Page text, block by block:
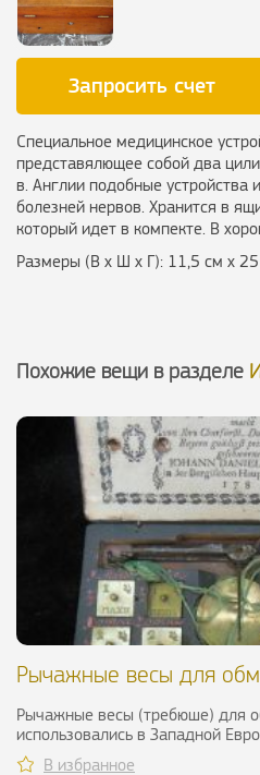
Запросить счет
Специальное медицинское
представялющее собой два
в. Англии подобные устройства
болезней нервов. Хранится в
который идет в компекте. В
Размеры (В х Ш х Г): 11,5 см х
Похожие вещи в разделе
Рычажные весы для
Рычажные весы (требюше) для
использовались в Западной
В избранное